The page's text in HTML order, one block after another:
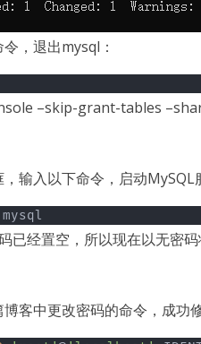
，退出mysql：
–skip-grant-tables
输入以下命令，启动MySQL
已经置空，所以现在以无密
客中更改密码的命令，成功